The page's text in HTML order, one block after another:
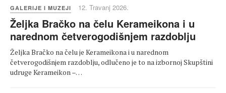
GALERIJE I MUZEJI 12. Travanj 2026.
Željka Bračko na čelu Kerameikona i u
narednom četverogodišnjem razdoblju
Željka Bračko na čelu je Kerameikona i u narednom
četverogodišnjem razdoblju, odlučeno je to na izbornoj Skupštini
udruge Kerameikon –…